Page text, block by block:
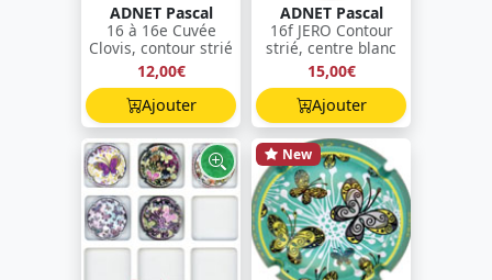
ADNET Pascal
16 à 16e Cuvée
Clovis, contour strié
12,00€
Ajouter
ADNET Pascal
16f JERO Contour
strié, centre blanc
15,00€
Ajouter
New